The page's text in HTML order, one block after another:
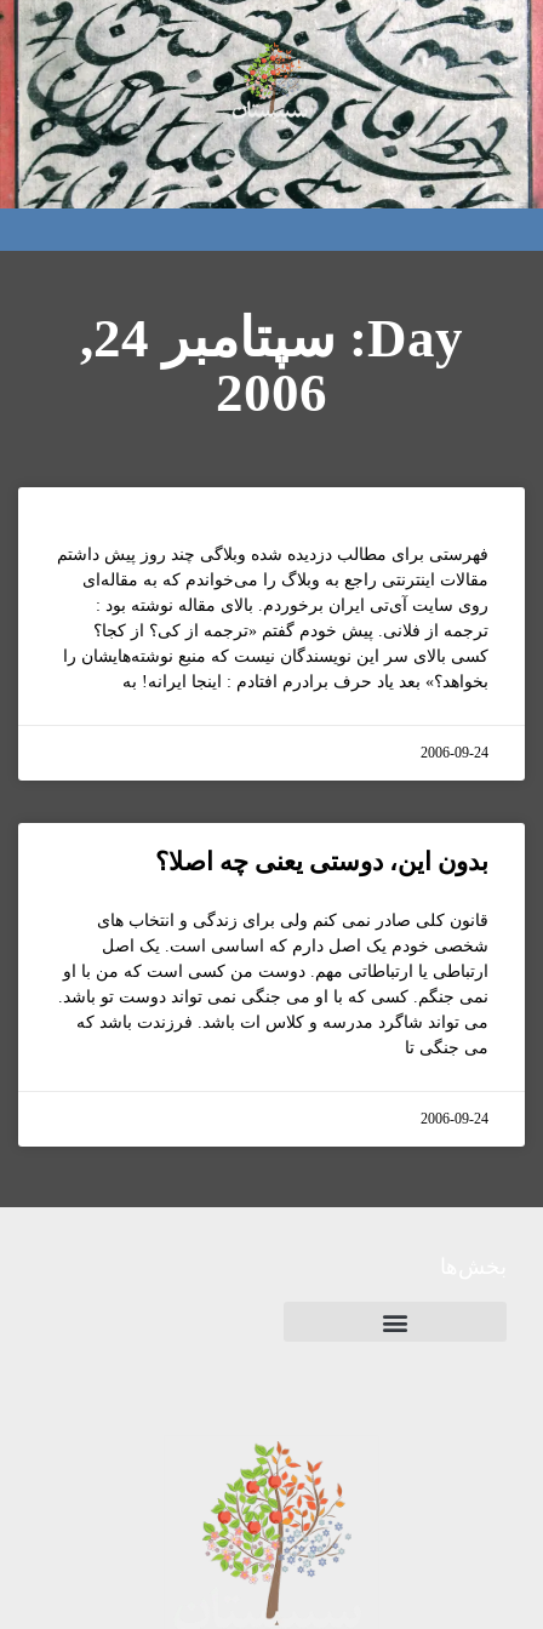
Day: سپتامبر 24,
2006
فهرستی برای مطالب دزديده شده وبلاگی چند روز پیش داشتم
مقالات اینترنتی راجع به وبلاگ را می‌خواندم که به مقاله‌ای
روی سایت آی‌تی ایران برخوردم. بالای مقاله نوشته‌ بود :
ترجمه از فلانی. پیش خودم گفتم «ترجمه از کی؟ از کجا؟
کسی بالای سر این نویسندگان نیست که منبع نوشته‌هایشان را
بخواهد؟» بعد یاد حرف برادرم افتادم : اینجا ایرانه! به
2006-09-24
بدون اين، دوستی يعنی چه اصلا؟
قانون کلی صادر نمی کنم ولی برای زندگی و انتخاب های
شخصی خودم يک اصل دارم که اساسی است. يک اصل
ارتباطی يا ارتباطاتی مهم. دوست من کسی است که من با او
نمی جنگم. کسی که با او می جنگی نمی تواند دوست تو باشد.
می تواند شاگرد مدرسه و کلاس ات باشد. فرزندت باشد که
می جنگی تا
2006-09-24